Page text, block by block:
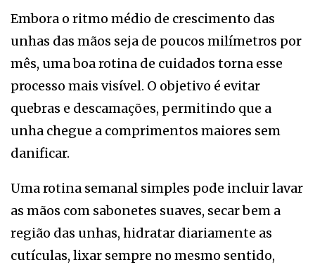
Embora o ritmo médio de crescimento das
unhas das mãos seja de poucos milímetros por
mês, uma boa rotina de cuidados torna esse
processo mais visível. O objetivo é evitar
quebras e descamações, permitindo que a
unha chegue a comprimentos maiores sem
danificar.
Uma rotina semanal simples pode incluir lavar
as mãos com sabonetes suaves, secar bem a
região das unhas, hidratar diariamente as
cutículas, lixar sempre no mesmo sentido,